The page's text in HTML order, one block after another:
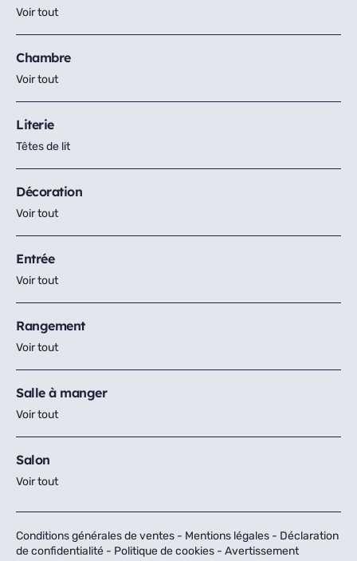
Voir tout
Chambre
Voir tout
Literie
Têtes de lit
Décoration
Voir tout
Entrée
Voir tout
Rangement
Voir tout
Salle à manger
Voir tout
Salon
Voir tout
Conditions générales de ventes - Mentions légales - Déclaration
de confidentialité - Politique de cookies - Avertissement